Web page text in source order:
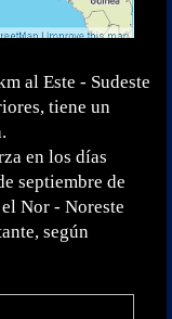
al Este - Sudeste
tiene un
en los días
septiembre de
Nor - Noreste
según